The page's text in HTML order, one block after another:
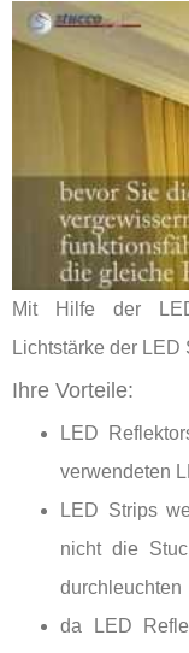
Mit Hilfe der
Lichtstärke der LED
Ihre Vorteile:
LED
verwendeten
LED Strips
nicht die
durchleuchten
da LED